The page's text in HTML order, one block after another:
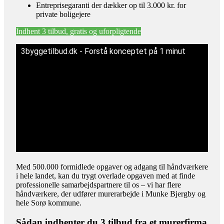
Entreprisegaranti der dækker op til 3.000 kr. for
private boligejere
Indhent 3 tilbud, gratis og uforpligtende
3byggetilbud.dk - Forstå konceptet på 1 minut
Med 500.000 formidlede opgaver og adgang til håndværkere
i hele landet, kan du trygt overlade opgaven med at finde
professionelle samarbejdspartnere til os – vi har flere
håndværkere, der udfører murerarbejde i Munke Bjergby og
hele Sorø kommune.